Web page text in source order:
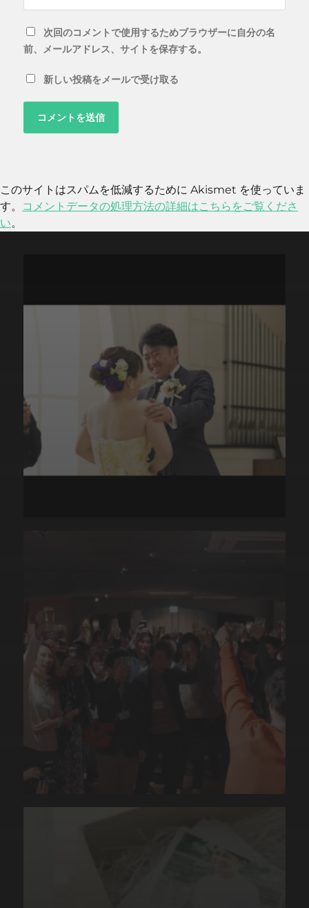
次回のコメントで使用するためブラウザーに自分の名
前、メールアドレス、サイトを保存する。
新しい投稿をメールで受け取る
このサイトはスパムを低減するために Akismet を使っていま
す。
コメントデータの処理方法の詳細はこちらをご覧くださ
い。